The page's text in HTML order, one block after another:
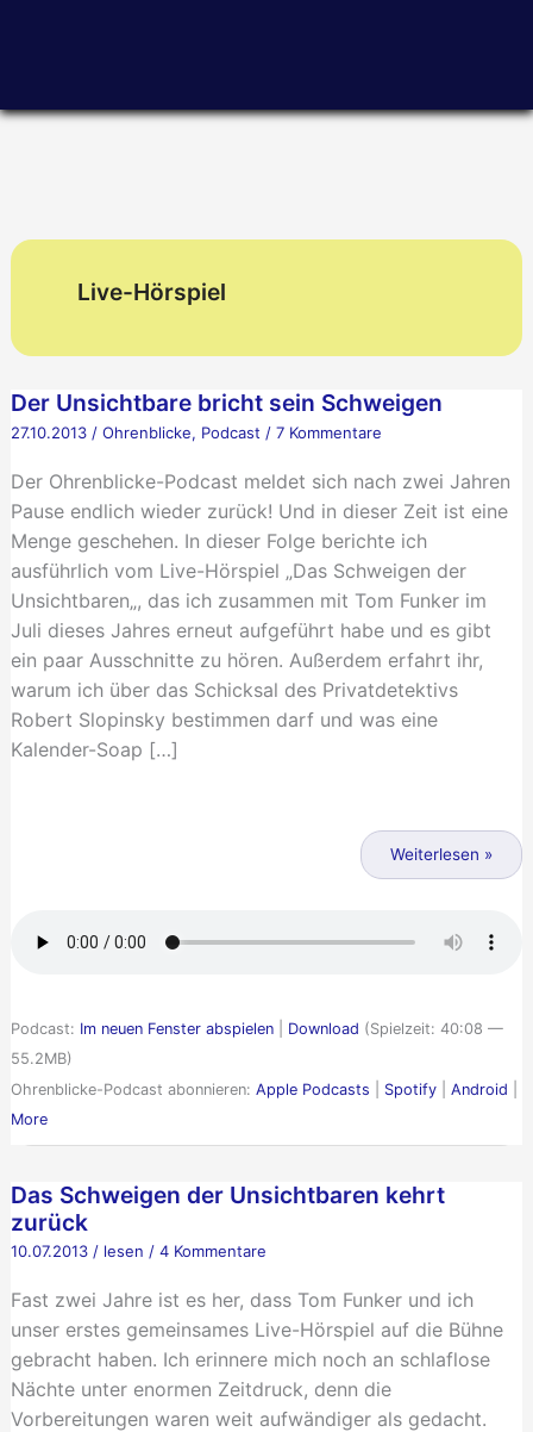
Live-Hörspiel
Der Unsichtbare bricht sein Schweigen
27.10.2013 / Ohrenblicke, Podcast / 7 Kommentare
Der Ohrenblicke-Podcast meldet sich nach zwei Jahren
Pause endlich wieder zurück! Und in dieser Zeit ist eine
Menge geschehen. In dieser Folge berichte ich
ausführlich vom Live-Hörspiel „Das Schweigen der
Unsichtbaren„, das ich zusammen mit Tom Funker im
Juli dieses Jahres erneut aufgeführt habe und es gibt
ein paar Ausschnitte zu hören. Außerdem erfahrt ihr,
warum ich über das Schicksal des Privatdetektivs
Robert Slopinsky bestimmen darf und was eine
Kalender-Soap […]
Schweigen
Weiterlesen »
Podcast: Im neuen Fenster abspielen| Download (Spielzeit: 40:08 —
55.2MB)
Ohrenblicke-Podcast abonnieren: Apple Podcasts Spotify| Android
More
Das Schweigen der Unsichtbaren kehrt
zurück
10.07.2013 / lesen / 4 Kommentare
Fast zwei Jahre ist es her, dass Tom Funker und ich
unser erstes gemeinsames Live-Hörspiel auf die Bühne
gebracht haben. Ich erinnere mich noch an schlaflose
Nächte unter enormen Zeitdruck, denn die
Vorbereitungen waren weit aufwändiger als gedacht.